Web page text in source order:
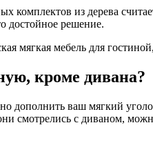
комплектов из дерева
достойное решение.
мягкая мебель для
кроме дивана?
дополнить ваш мягкий
смотрелись с диваном,